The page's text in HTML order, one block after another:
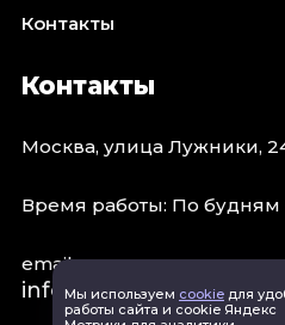
Январь 2027
Площадки
Контакты
Контакты
Москва, улица Лужники,
Время работы: По будням
email:
info@concert.moscow
Мы используем cookie для
работы сайта и cookie Яндекс